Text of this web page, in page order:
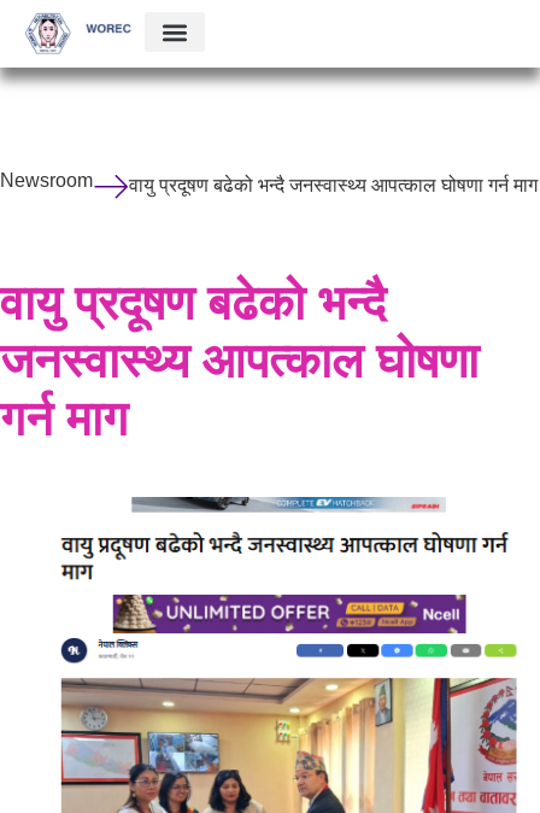
Newsroom वायु प्रदूषण बढेको भन्दै जनस्वास्थ्य आपत्काल घोषणा गर्न माग
वायु प्रदूषण बढेको भन्दै
जनस्वास्थ्य आपत्काल घोषणा
गर्न माग